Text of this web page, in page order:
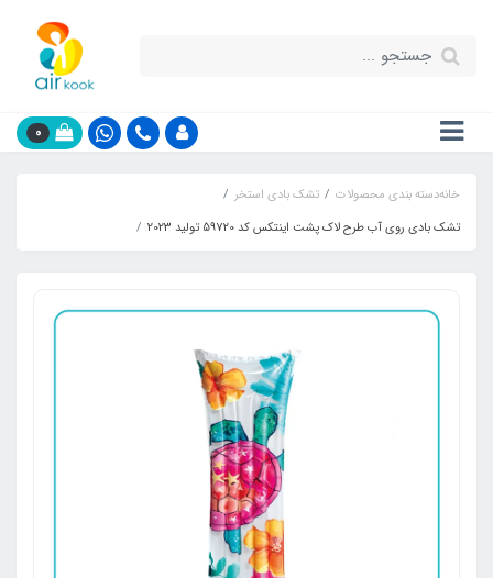
0
خانهدسته بندی محصولات
تشک بادی استخر
تشک بادی روی آب طرح لاک پشت اینتکس کد 59720 تولید 2023